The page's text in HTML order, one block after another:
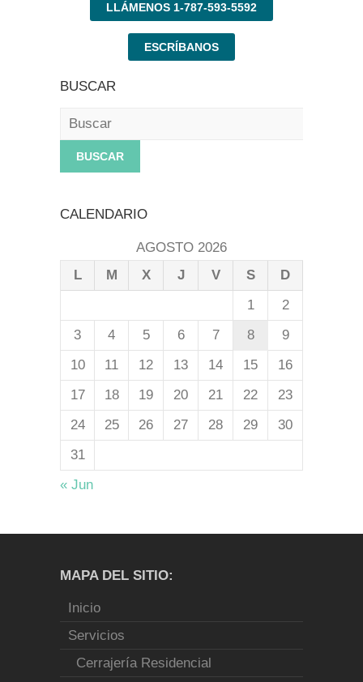
LLÁMENOS 1-787-593-5592
ESCRÍBANOS
BUSCAR
Buscar
CALENDARIO
AGOSTO 2026
L
M X J V S
D
1
2
3
4 5 6 7 8
9
10
11 12 13 14 15
16
17
18 19 20 21 22
23
24
25 26 27 28 29
30
31
« Jun
MAPA DEL SITIO:
Inicio
Servicios
Cerrajería Residencial